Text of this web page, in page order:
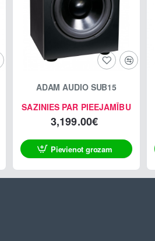
SAZINIES PAR PIEEJAMĪBU
ADAM AUDIO SUB15
3,199.00€
Pievienot grozam